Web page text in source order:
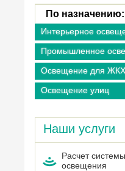
По назначению:
Интерьерное
Промышленное
Освещение для ЖКХ
Освещение улиц
Наши услуги
Расчет системы
оcвещения